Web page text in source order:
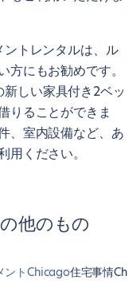
トレンタルは、ル
にもお勧めです。
しい家具付き2ベッ
りることができま
、室内設備など、あ
ください。
他のもの
ントChicago住宅事情